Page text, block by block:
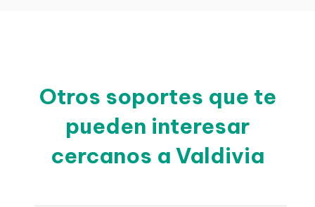
Otros soportes que te
pueden interesar
cercanos a Valdivia